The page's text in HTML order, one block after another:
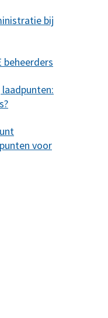
bij
beheerders
voor